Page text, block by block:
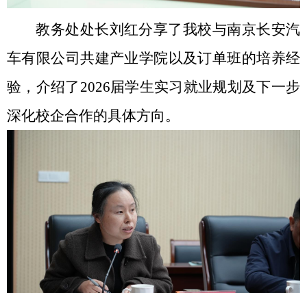
教务处处长刘红分享了我校与南京长安汽
车有限公司共建产业学院以及订单班的培养经
验，介绍了 2026届学生实习就业规划及下一步
深化校企合作的具体方向。